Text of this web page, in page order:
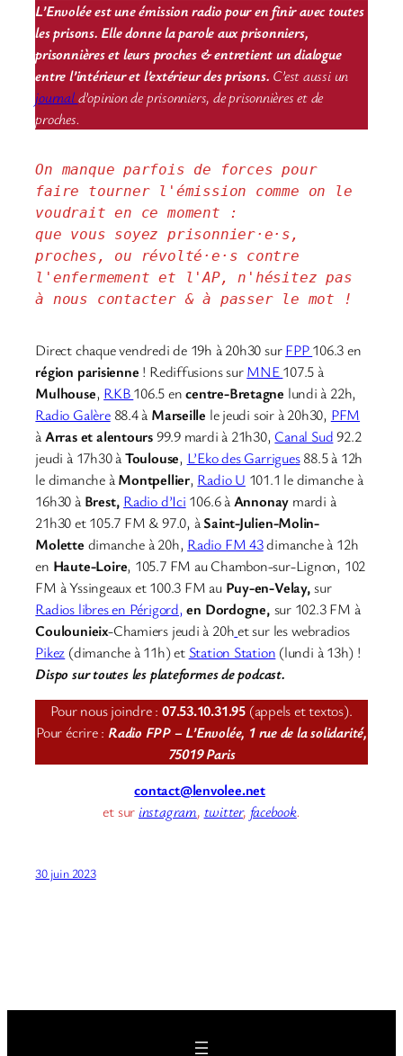
L’Envolée est une émission radio pour en finir avec toutes
les prisons. Elle donne la parole aux prisonniers,
prisonnières et leurs proches & entretient un dialogue
entre l’intérieur et l’extérieur des prisons. C’est aussi un
journald’opinion de prisonniers, de prisonnières et de
proches.
On manque parfois de forces pour
faire tourner l'émission comme on le
voudrait en ce moment :
que vous soyez prisonnier·e·s,
proches, ou révolté·e·s contre
l'enfermement et l'AP, n'hésitez pas
à nous contacter & à passer le mot !
Direct chaque vendredi de 19h à 20h30 surFPP106.3 en
région parisienne ! Rediffusions surMNE107.5 à
Mulhouse, RKB106.5 encentre-Bretagne lundi à 22h,
Radio Galère88.4 à Marseille le jeudi soir à 20h30, PFM
àArras et alentours99.9 mardi à 21h30, Canal Sud92.2
jeudi à 17h30 àToulouse, L’Eko des Garrigues88.5 à 12h
le dimanche àMontpellier, Radio U 101.1 le dimanche à
16h30 à Brest, Radio d’Ici 106.6 àAnnonay mardi à
21h30 et 105.7 FM & 97.0, àSaint-Julien-Molin-
Molette dimanche à 20h, Radio FM 43dimanche à 12h
en Haute-Loire, 105.7 FM au Chambon-sur-Lignon, 102
FM à Yssingeaux et 100.3 FM au Puy-en-Velay,sur
Radios libres en Périgord, en Dordogne, sur 102.3 FM à
Coulounieix-Chamiers jeudi à 20het sur les webradios
Pikez (dimanche à 11h) et Station Station (lundi à 13h) !
Dispo sur toutes les plateformes de podcast.
Pour nous joindre : 07.53.10.31.95 (appels et textos).
Pour écrire : Radio FPP – L’Envolée, 1 rue de la solidarité,
75019 Paris
contact@lenvolee.net
et sur instagram, twitter, facebook.
30 juin 2023